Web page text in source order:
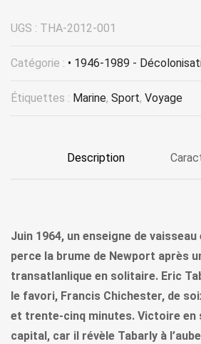
UGS : THA-2012-001
Catégorie : • 1946-1989 -
Étiquettes : Marine, Sport, Voyage
Description
Juin 1964, un enseigne de
perce la brume de Newport après
transatlanlique en solitaire. Eric
le favori, Francis Chichester, de
et trente-cinq minutes. Victoire
capital, car il révèle Tabarly à